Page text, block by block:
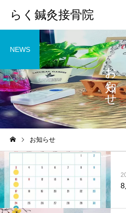
らく鍼灸接骨院
KB Finger
骨盤調整
お知らせ
NEWS
お知らせ
8